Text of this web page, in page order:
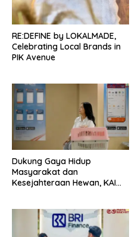
RE:DEFINE by LOKALMADE,
Celebrating Local Brands in
PIK Avenue
Dukung Gaya Hidup
Masyarakat dan
Kesejahteraan Hewan, KAI
Semester I 2026